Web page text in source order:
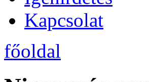
Kapcsolat
főoldal